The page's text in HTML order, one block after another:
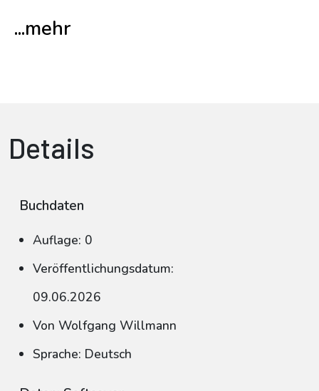
...mehr
Details
Buchdaten
Auflage: 0
Veröffentlichungsdatum:
09.06.2026
Von Wolfgang Willmann
Sprache: Deutsch